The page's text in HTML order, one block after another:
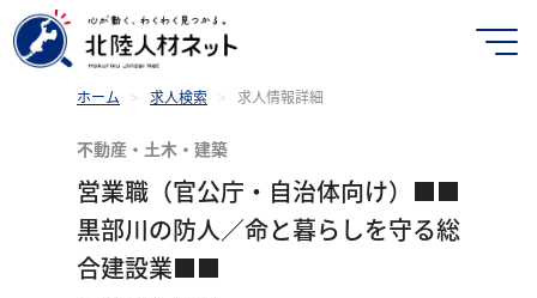
ホーム > 求人検索 > 求人情報詳細
不動産・土木・建築
営業職（官公庁・自治体向け）■■
黒部川の防人／命と暮らしを守る総
合建設業■■